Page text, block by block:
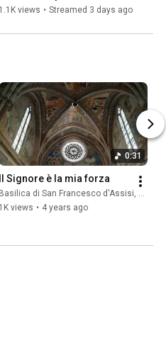
1.1K views • Streamed 3 days ago
0:31
Il Signore è la mia forza
Basilica di San Francesco d'Assisi, Sacro Convento
1K views • 4 years ago